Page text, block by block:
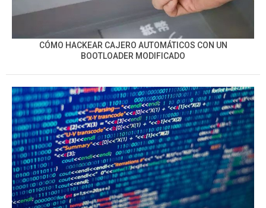
CÓMO HACKEAR CAJERO AUTOMÁTICOS CON UN
BOOTLOADER MODIFICADO